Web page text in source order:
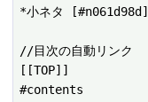
*小ネタ [#n061d98d]
//目次の自動リンク
[[TOP]]
#contents